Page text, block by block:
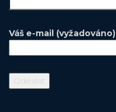
Váš e-mail (vyžadováno)